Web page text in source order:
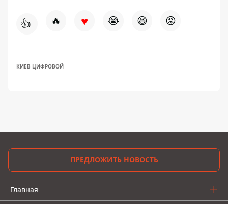
👍 🔥 ♥ 😭 😆 😡
КИЕВ ЦИФРОВОЙ
ПРЕДЛОЖИТЬ НОВОСТЬ
Главная